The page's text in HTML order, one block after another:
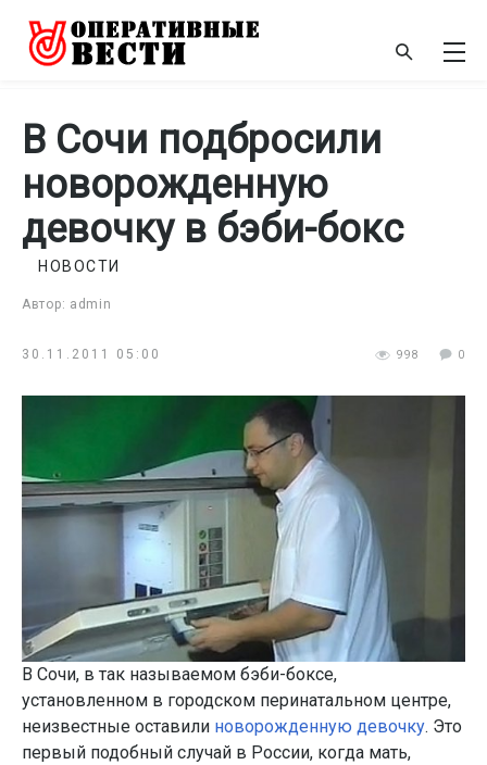
В Сочи подбросили
новорожденную
девочку в бэби-бокс
Автор: admin
НОВОСТИ
30.11.2011 05:00 998 0
В Сочи, в так называемом бэби-боксе,
установленном в городском перинатальном центре,
неизвестные оставили новорожденную девочку. Это
первый подобный случай в России, когда мать,